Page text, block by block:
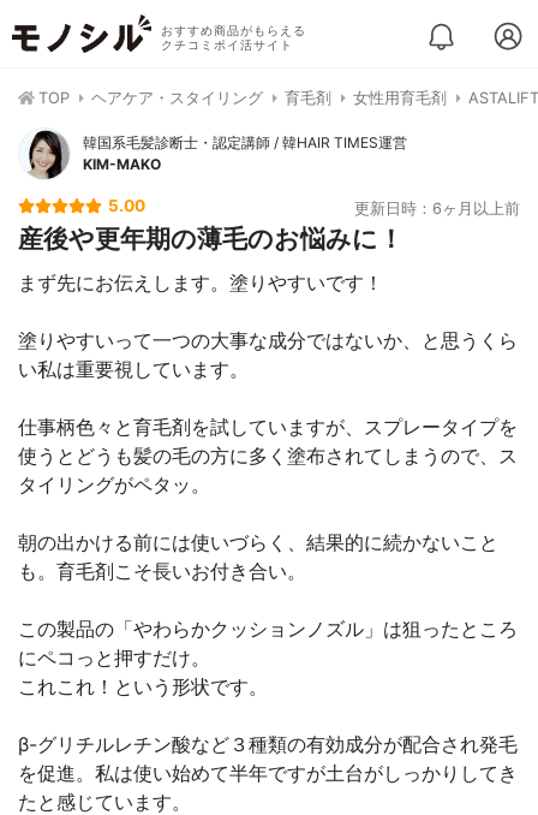
おすすめ商品がもらえる
クチコミポイ活サイト
TOP ヘアケア・スタイリング 育毛剤 女性用育毛剤
韓国系毛髪診断士・認定講師 / 韓HAIR TIMES運営
KIM-MAKO
5.00 更新日時：6ヶ月以上前
産後や更年期の薄毛のお悩みに！
まず先にお伝えします。塗りやすいです！
塗りやすいって一つの大事な成分ではないか、と思うくら
い私は重要視しています。
仕事柄色々と育毛剤を試していますが、スプレータイプを
使うとどうも髪の毛の方に多く塗布されてしまうので、ス
タイリングがペタッ。
朝の出かける前には使いづらく、結果的に続かないこと
も。育毛剤こそ長いお付き合い。
この製品の「やわらかクッションノズル」は狙ったところ
にペコっと押すだけ。
これこれ！という形状です。
β-グリチルレチン酸など３種類の有効成分が配合され発毛
を促進。私は使い始めて半年ですが土台がしっかりしてき
たと感じています。